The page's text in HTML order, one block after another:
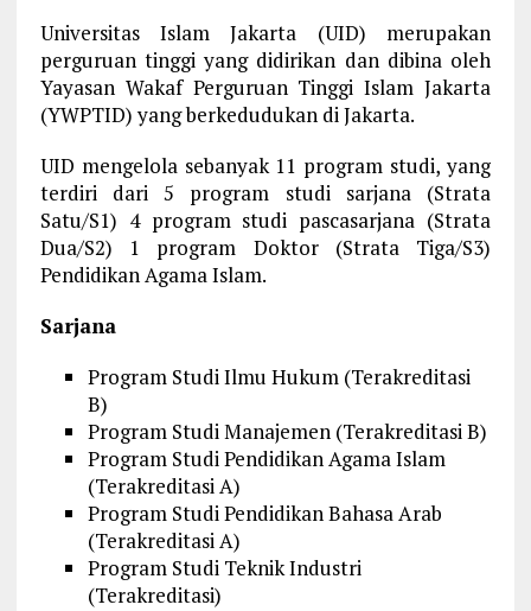
Universitas Islam Jakarta (UID) merupakan
perguruan tinggi yang didirikan dan dibina oleh
Yayasan Wakaf Perguruan Tinggi Islam Jakarta
(YWPTID) yang berkedudukan di Jakarta.
UID mengelola sebanyak 11 program studi, yang
terdiri dari 5 program studi sarjana (Strata
Satu/S1) 4 program studi pascasarjana (Strata
Dua/S2) 1 program Doktor (Strata Tiga/S3)
Pendidikan Agama Islam.
Sarjana
Program Studi Ilmu Hukum (Terakreditasi
B)
Program Studi Manajemen (Terakreditasi B)
Program Studi Pendidikan Agama Islam
(Terakreditasi A)
Program Studi Pendidikan Bahasa Arab
(Terakreditasi A)
Program Studi Teknik Industri
(Terakreditasi)